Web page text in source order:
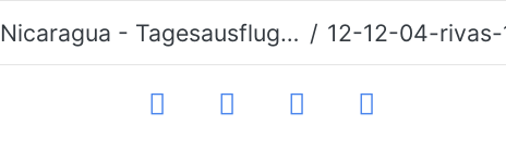
Nicaragua - Tagesausflug 2012 12-12-04-